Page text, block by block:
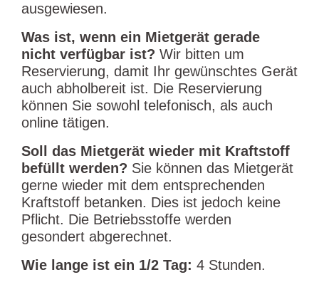
ausgewiesen.
Was ist, wenn ein Mietgerät gerade
nicht verfügbar ist? Wir bitten um
Reservierung, damit Ihr gewünschtes Gerät
auch abholbereit ist. Die Reservierung
können Sie sowohl telefonisch, als auch
online tätigen.
Soll das Mietgerät wieder mit Kraftstoff
befüllt werden? Sie können das Mietgerät
gerne wieder mit dem entsprechenden
Kraftstoff betanken. Dies ist jedoch keine
Pflicht. Die Betriebsstoffe werden
gesondert abgerechnet.
Wie lange ist ein 1/2 Tag: 4 Stunden.